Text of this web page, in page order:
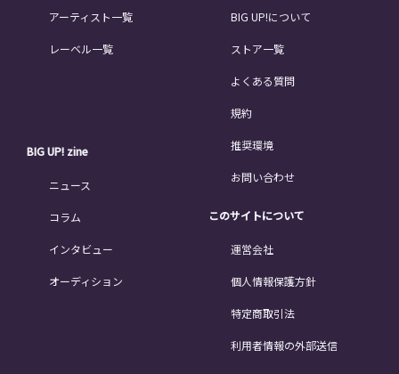
アーティスト一覧
レーベル一覧
BIG UP! zine
ニュース
コラム
インタビュー
オーディション
BIG UP!について
ストア一覧
よくある質問
規約
推奨環境
お問い合わせ
このサイトについて
運営会社
個人情報保護方針
特定商取引法
利用者情報の外部送信